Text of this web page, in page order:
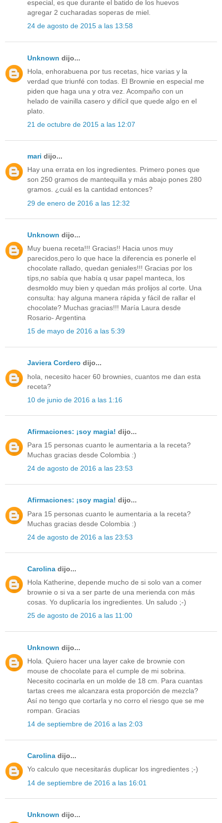
especial, es que durante el batido de los huevos
agregar 2 cucharadas soperas de miel.
24 de agosto de 2015 a las 13:58
Unknown dijo...
Hola, enhorabuena por tus recetas, hice varias y la
verdad que triunfé con todas. El Brownie en especial me
piden que haga una y otra vez. Acompaño con un
helado de vainilla casero y difícil que quede algo en el
plato.
21 de octubre de 2015 a las 12:07
mari dijo...
Hay una errata en los ingredientes. Primero pones que
son 250 gramos de mantequilla y más abajo pones 280
gramos. ¿cuál es la cantidad entonces?
29 de enero de 2016 a las 12:32
Unknown dijo...
Muy buena receta!!! Gracias!! Hacia unos muy
parecidos,pero lo que hace la diferencia es ponerle el
chocolate rallado, quedan geniales!!! Gracias por los
típs,no sabía que había q usar papel manteca, los
desmoldo muy bien y quedan más prolijos al corte. Una
consulta: hay alguna manera rápida y fácil de rallar el
chocolate? Muchas gracias!!! María Laura desde
Rosario- Argentina
15 de mayo de 2016 a las 5:39
Javiera Cordero dijo...
hola, necesito hacer 60 brownies, cuantos me dan esta
receta?
10 de junio de 2016 a las 1:16
Afirmaciones: ¡soy magia! dijo...
Para 15 personas cuanto le aumentaria a la receta?
Muchas gracias desde Colombia :)
24 de agosto de 2016 a las 23:53
Afirmaciones: ¡soy magia! dijo...
Para 15 personas cuanto le aumentaria a la receta?
Muchas gracias desde Colombia :)
24 de agosto de 2016 a las 23:53
Carolina dijo...
Hola Katherine, depende mucho de si solo van a comer
brownie o si va a ser parte de una merienda con más
cosas. Yo duplicaría los ingredientes. Un saludo ;-)
25 de agosto de 2016 a las 11:00
Unknown dijo...
Hola. Quiero hacer una layer cake de brownie con
mouse de chocolate para el cumple de mi sobrina.
Necesito cocinarla en un molde de 18 cm. Para cuantas
tartas crees me alcanzara esta proporción de mezcla?
Así no tengo que cortarla y no corro el riesgo que se me
rompan. Gracias
14 de septiembre de 2016 a las 2:03
Carolina dijo...
Yo calculo que necesitarás duplicar los ingredientes ;-)
14 de septiembre de 2016 a las 16:01
Unknown dijo...